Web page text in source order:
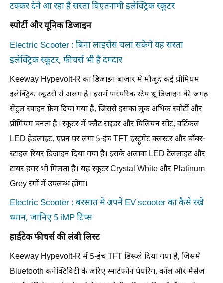
टक्कर देने आ रहा है सस्ता विएतनामी इलेक्ट्रिक स्कूटर
स्पोर्टी और यूनिक डिजाइन
Electric Scooter : बिना लाइसेंस चला सकेंगे यह सस्ता
इलेक्ट्रिक स्कूटर, फीचर्स भी हैं दमदार
Keeway Hypevolt-R का डिजाइन बाजार में मौजूद कई प्रीमियम
इलेक्ट्रिक स्कूटरों से अलग है। इसमें पारंपरिक स्टेप-थ्रू डिजाइन की जगह
सेंट्रल स्पाइन फ्रेम दिया गया है, जिससे इसका लुक अधिक स्पोर्टी और
प्रीमियम बनता है। स्कूटर में फ्लैट राइडर और पिलियन सीट, वर्टिकल
LED हेडलाइट, एप्रन पर लगा 5-इंच TFT इंस्ट्रूमेंट क्लस्टर और बॉबर-
स्टाइल रियर डिजाइन दिया गया है। इसके अलावा LED टेललाइट और
टायर हगर भी मिलता है। यह स्कूटर Crystal White और Platinum
Grey रंगों में उपलब्ध होगा।
Electric Scooter : बरसात में अपने EV scooter का कैसे रखें
ध्यान, जानिए 5 iMP टिप्स
हाईटेक फीचर्स की लंबी लिस्ट
Keeway Hypevolt-R में 5-इंच TFT डिस्प्ले दिया गया है, जिसमें
Bluetooth कनेक्टिविटी के जरिए स्मार्टफोन पेयरिंग, कॉल और मैसेज